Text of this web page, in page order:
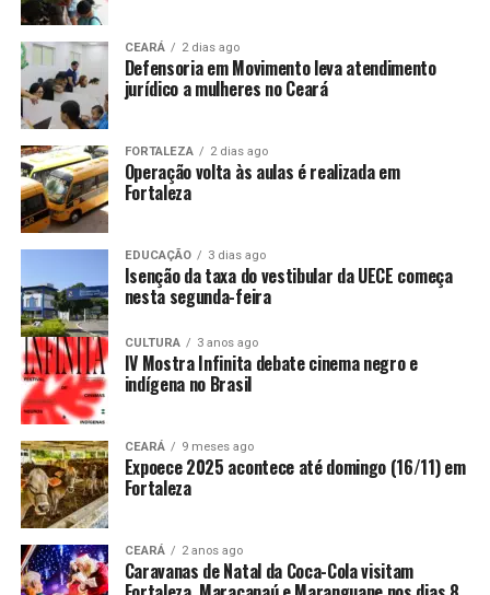
CEARÁ 2 dias ago
Defensoria em Movimento leva atendimento
jurídico a mulheres no Ceará
FORTALEZA 2 dias ago
Operação volta às aulas é realizada em
Fortaleza
EDUCAÇÃO 3 dias ago
Isenção da taxa do vestibular da UECE começa
nesta segunda-feira
CULTURA 3 anos ago
IV Mostra Infinita debate cinema negro e
indígena no Brasil
CEARÁ 9 meses ago
Expoece 2025 acontece até domingo (16/11) em
Fortaleza
CEARÁ 2 anos ago
Caravanas de Natal da Coca-Cola visitam